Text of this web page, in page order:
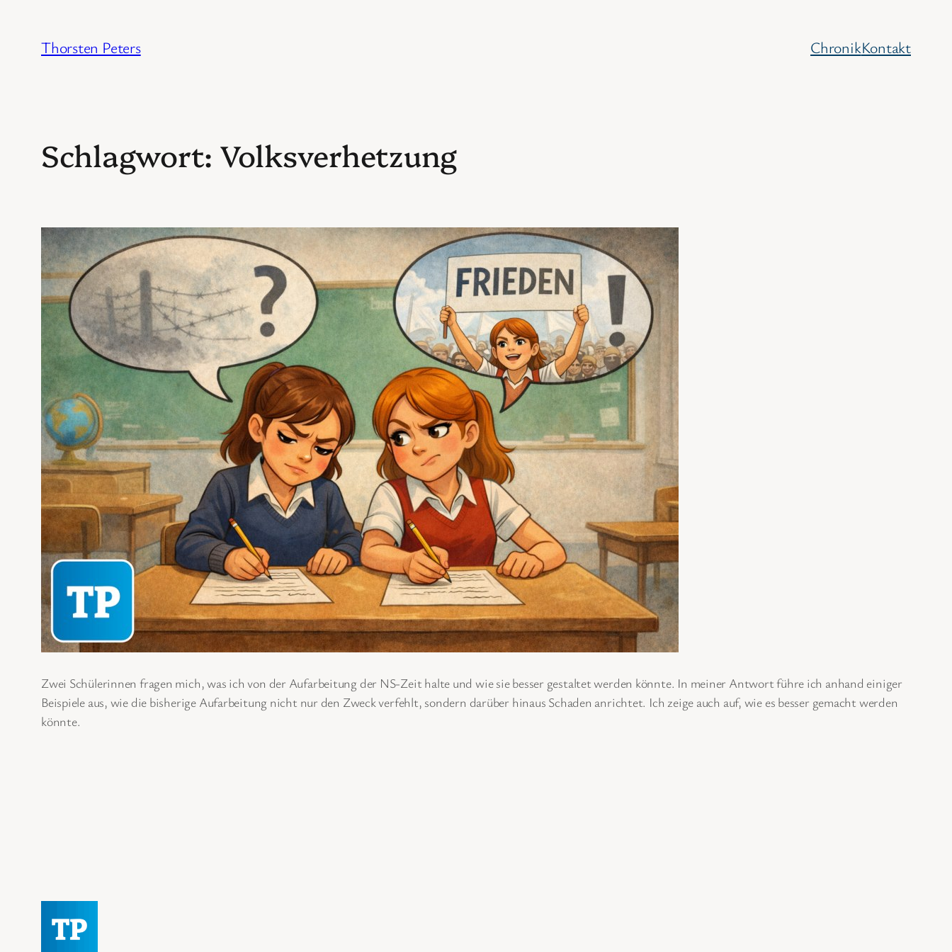
InhaltThorsten Peters ChronikKontakt
Schlagwort: Volksverhetzung
Die Krux mit der Transferleistung
5. April 2026
Zwei Schülerinnen fragen mich, was ich von der Aufarbeitung der NS-Zeit halte und wie sie besser gestaltet werden könnte. In meiner Antwort führe ich anhand einiger
Beispiele aus, wie die bisherige Aufarbeitung nicht nur den Zweck verfehlt, sondern darüber hinaus Schaden anrichtet. Ich zeige auch auf, wie es besser gemacht werden
könnte.